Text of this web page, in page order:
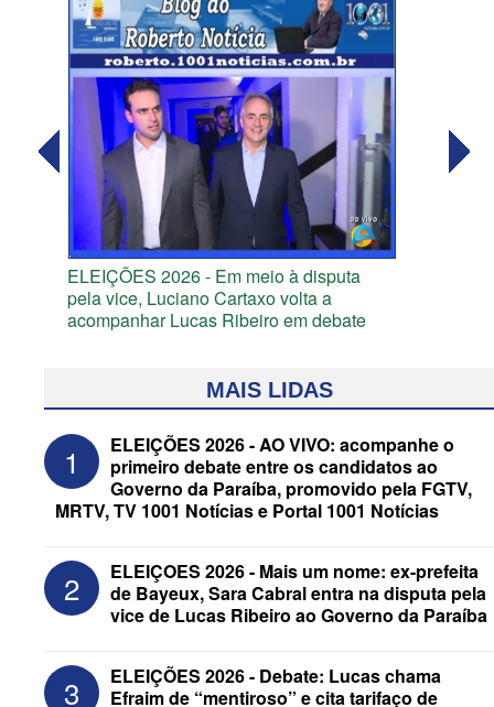
ELEIÇÕES 2026 - Em meio à disputa
pela vice, Luciano Cartaxo volta a
acompanhar Lucas Ribeiro em debate
“Motta” e “Wanderley” dos nomes de
urna de Hugo e Nabor
MAIS LIDAS
1
ELEIÇÕES 2026 - AO VIVO: acompanhe o
primeiro debate entre os candidatos ao
Governo da Paraíba, promovido pela FGTV,
MRTV, TV 1001 Notícias e Portal 1001 Notícias
2
ELEIÇOES 2026 - Mais um nome: ex-prefeita
de Bayeux, Sara Cabral entra na disputa pela
vice de Lucas Ribeiro ao Governo da Paraíba
3
ELEIÇÕES 2026 - Debate: Lucas chama
Efraim de “mentiroso” e cita tarifaço de